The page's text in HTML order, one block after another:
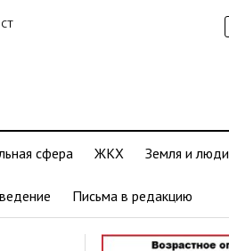
сфера ЖКХ Земля и люди
Письма в редакцию